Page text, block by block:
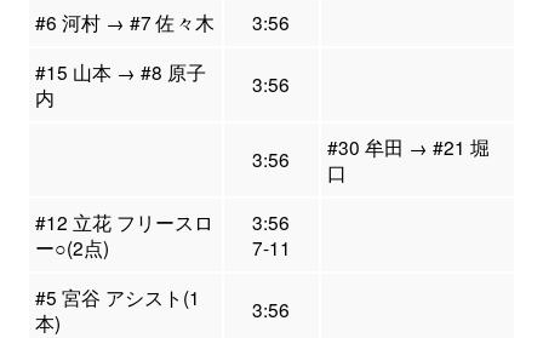
#6 河村 → #7 佐々木
3:56
#15 山本 → #8 原子
内
3:56
3:56
#30 牟田 → #21 堀
口
#12 立花 フリースロ
ー○(2点)
3:56
7-11
#5 宮谷 アシスト(1
本)
3:56